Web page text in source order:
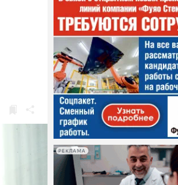
РЕКЛАМА